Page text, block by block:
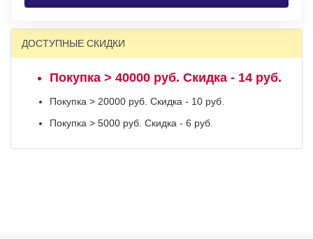
ДОСТУПНЫЕ СКИДКИ
Покупка > 40000 руб. Скидка - 14 руб.
Покупка > 20000 руб. Скидка - 10 руб.
Покупка > 5000 руб. Скидка - 6 руб.